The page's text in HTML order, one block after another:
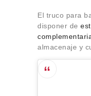
El truco para
disponer de
almacenaje y